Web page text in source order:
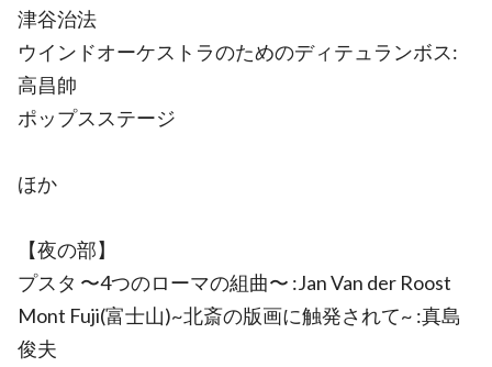
津谷治法
ウインドオーケストラのためのディテュランボス:
高昌帥
ポップスステージ
ほか
【夜の部】
プスタ 〜4つのローマの組曲〜 :Jan Van der Roost
Mont Fuji(富士山)~北斎の版画に触発されて~ :真島
俊夫